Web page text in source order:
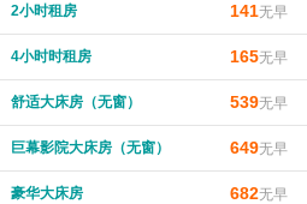
2小时租房 141无早
4小时时租房 165无早
舒适大床房（无窗） 539无早
巨幕影院大床房（无窗） 649无早
豪华大床房 682无早